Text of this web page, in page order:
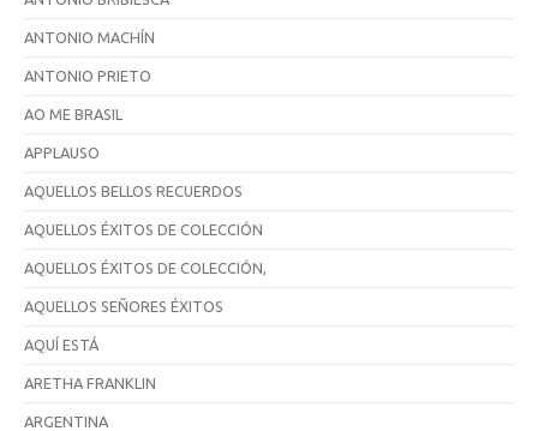
ANTONIO MACHÍN
ANTONIO PRIETO
AO ME BRASIL
APPLAUSO
AQUELLOS BELLOS RECUERDOS
AQUELLOS ÉXITOS DE COLECCIÓN
AQUELLOS ÉXITOS DE COLECCIÓN,
AQUELLOS SEÑORES ÉXITOS
AQUÍ ESTÁ
ARETHA FRANKLIN
ARGENTINA